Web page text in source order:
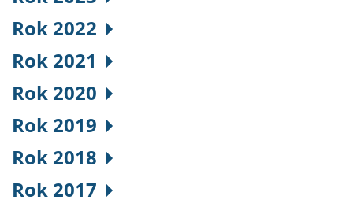
Rok 2022
Rok 2021
Rok 2020
Rok 2019
Rok 2018
Rok 2017